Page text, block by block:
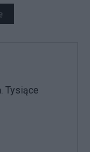
Tysiące